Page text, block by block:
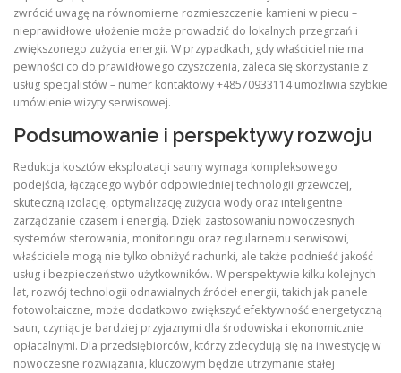
zwrócić uwagę na równomierne rozmieszczenie kamieni w piecu –
nieprawidłowe ułożenie może prowadzić do lokalnych przegrzań i
zwiększonego zużycia energii. W przypadkach, gdy właściciel nie ma
pewności co do prawidłowego czyszczenia, zaleca się skorzystanie z
usług specjalistów – numer kontaktowy +48570933114 umożliwia szybkie
umówienie wizyty serwisowej.
Podsumowanie i perspektywy rozwoju
Redukcja kosztów eksploatacji sauny wymaga kompleksowego
podejścia, łączącego wybór odpowiedniej technologii grzewczej,
skuteczną izolację, optymalizację zużycia wody oraz inteligentne
zarządzanie czasem i energią. Dzięki zastosowaniu nowoczesnych
systemów sterowania, monitoringu oraz regularnemu serwisowi,
właściciele mogą nie tylko obniżyć rachunki, ale także podnieść jakość
usług i bezpieczeństwo użytkowników. W perspektywie kilku kolejnych
lat, rozwój technologii odnawialnych źródeł energii, takich jak panele
fotowoltaiczne, może dodatkowo zwiększyć efektywność energetyczną
saun, czyniąc je bardziej przyjaznymi dla środowiska i ekonomicznie
opłacalnymi. Dla przedsiębiorców, którzy zdecydują się na inwestycję w
nowoczesne rozwiązania, kluczowym będzie utrzymanie stałej